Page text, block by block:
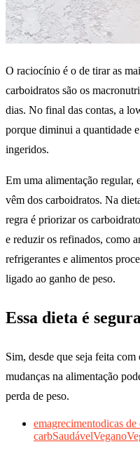
O raciocínio é o de tirar as
carboidratos são os
dias. No final das contas, a
porque diminui a quantidade
ingeridos.
Em uma alimentação regular,
vêm dos carboidratos. Na
regra é priorizar os
e reduzir os refinados, como
refrigerantes e alimentos
ligado ao ganho de peso.
Essa dieta é
Sim, desde que seja feita
mudanças na alimentação
perda de peso.
emagrecimentodicas de
carbSaudávelVegano